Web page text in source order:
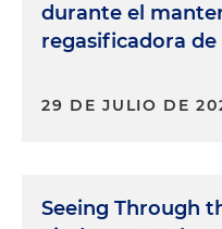
durante el
regasificadora de
29 DE JULIO DE
Seeing Through